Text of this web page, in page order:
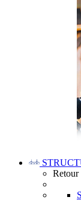
Retour